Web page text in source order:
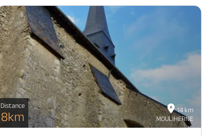
14 km
MOULIHERNE
Distance
8km